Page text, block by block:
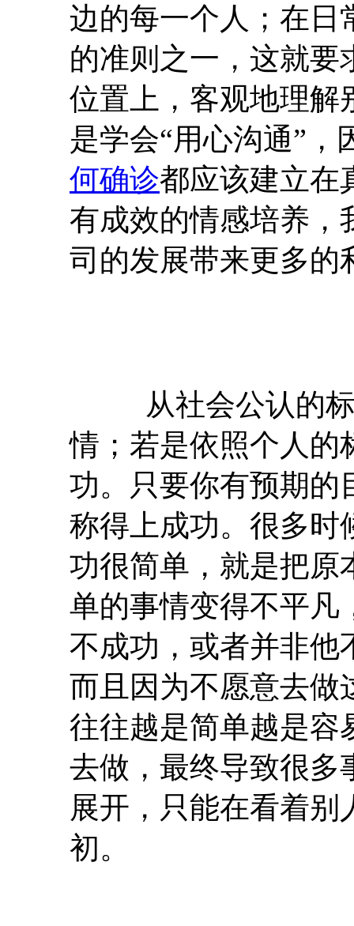
边的每一个人；在日
的准则之一，这就要
位置上，客观地理解
是学会“用心沟通”，
何确诊都应该建立在
有成效的情感培养，
司的发展带来更多的
从社会公认的标
情；若是依照个人的
功。只要你有预期的
称得上成功。很多时
功很简单，就是把原
单的事情变得不平凡
不成功，或者并非他
而且因为不愿意去做
往往越是简单越是容
去做，最终导致很多
展开，只能在看着
初。